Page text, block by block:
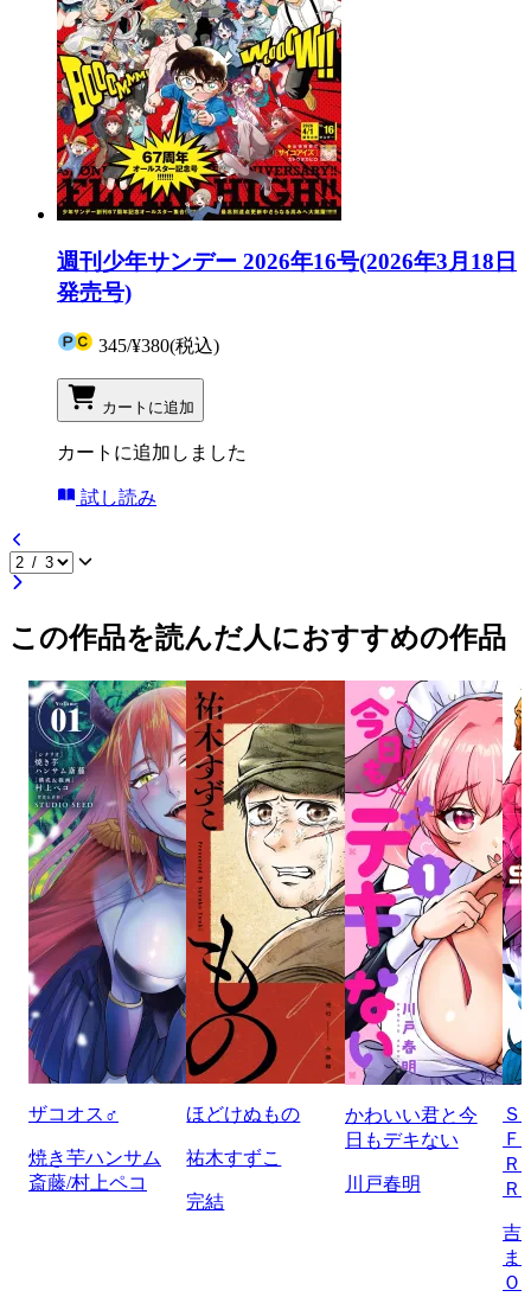
週刊少年サンデー 2026年16号(2026年3月18日
発売号)
345/¥380(税込)
カートに追加
カートに追加しました
試し読み
この作品を読んだ人におすすめの作品
ザコオス♂
焼き芋ハンサム
斎藤/村上ペコ
ほどけぬもの
祐木すずこ
完結
かわいい君と今
日もデキない
川戸春明
Ｆ
Ｒ
吉
ま
Ｏ